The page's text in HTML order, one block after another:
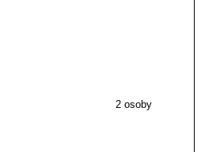
2 osoby